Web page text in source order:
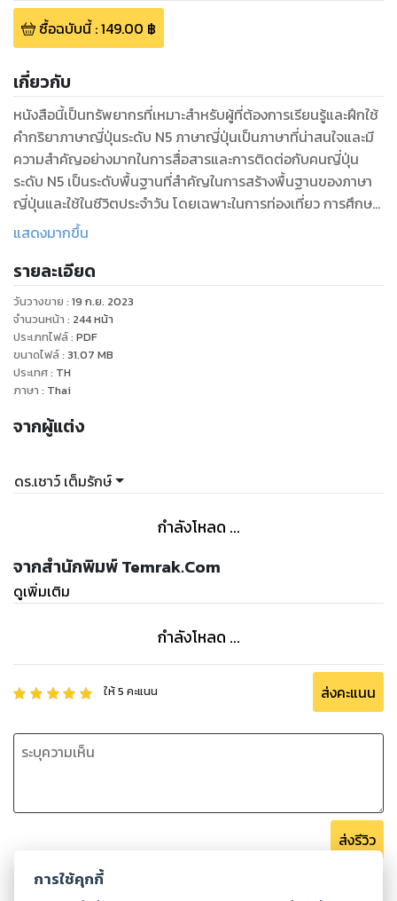
ซื้อฉบับนี้:149.00 ฿
เกี่ยวกับ
หนังสือนี้เป็นทรัพยากรที่เหมาะสำหรับผู้ที่ต้องการเรียนรู้และฝึกใช้
คำกริยาภาษาญี่ปุ่นระดับ N5 ภาษาญี่ปุ่นเป็นภาษาที่น่าสนใจและมี
ความสำคัญอย่างมากในการสื่อสารและการติดต่อกับคนญี่ปุ่น
ระดับ N5 เป็นระดับพื้นฐานที่สำคัญในการสร้างพื้นฐานของภาษา
ญี่ปุ่นและใช้ในชีวิตประจำวัน โดยเฉพาะในการท่องเที่ยว การศึกษา
และการทำงานในบริบททางภาคธุรกิจ.
ในหนังสือนี้คุณจะได้เรียนรู้และฝึกใช้คำกริยาที่สำคัญระดับ N5 ใน
ที่ออกเนื้อเรื่องของหนังสือ ผู้เรียนจะได้รับคำแนะนำและตัวอย่าง
ประโยคที่ชัดเจนที่จะช่วยในการเข้าใจและใช้คำกริยาอย่างถูกต้อง
นอกจากนี้ยังมีการประกอบด้วยการฝึกที่เน้นการใช้คำกริยาใน
บริบทจริง ๆ เพื่อให้ผู้เรียนได้ฝึกฝนทักษะการสื่อสารในชีวิตประจำ
วัน.
หนังสือนี้มีเป้าหมายเพื่อช่วยให้ผู้อ่านพัฒนาความคิดสร้างสรรค์ใน
กริยาในบริบทต่าง ๆ และช่วยเสริมสร้างพื้นฐานของภาษาญี่ปุ่นใน
ระดับ N5 ให้กับผู้เรียน.
เหมาะสำหรับผู้ที่สนใจเรียนรู้ภาษาญี่ปุ่นในระดับพื้นฐานและ
ต้องการพัฒนาทักษะการใช้คำกริยาในสถานการณ์ทั่วไปในชีวิต
ประจำวัน. ขอให้คุณเพลิดเพลินกับการเรียนรู้และพัฒนาทักษะการ
สื่อสาร.
แสดงมากขึ้น
รายละเอียด
วันวางขาย : 19 ก.ย. 2023
จำนวนหน้า : 244หน้า
ประเภทไฟล์: PDF
ขนาดไฟล์: 31.07 MB
ประเทศ: TH
ภาษา : Thai
จากผู้แต่ง
ดร.เชาว์ เต็มรักษ์
กำลังโหลด ...
จากสำนักพิมพ์ Temrak.Com
ดูเพิ่มเติม
กำลังโหลด ...
ให้5 คะแนน ส่งคะแนน
ส่งรีวิว
การใช้คุกกี้